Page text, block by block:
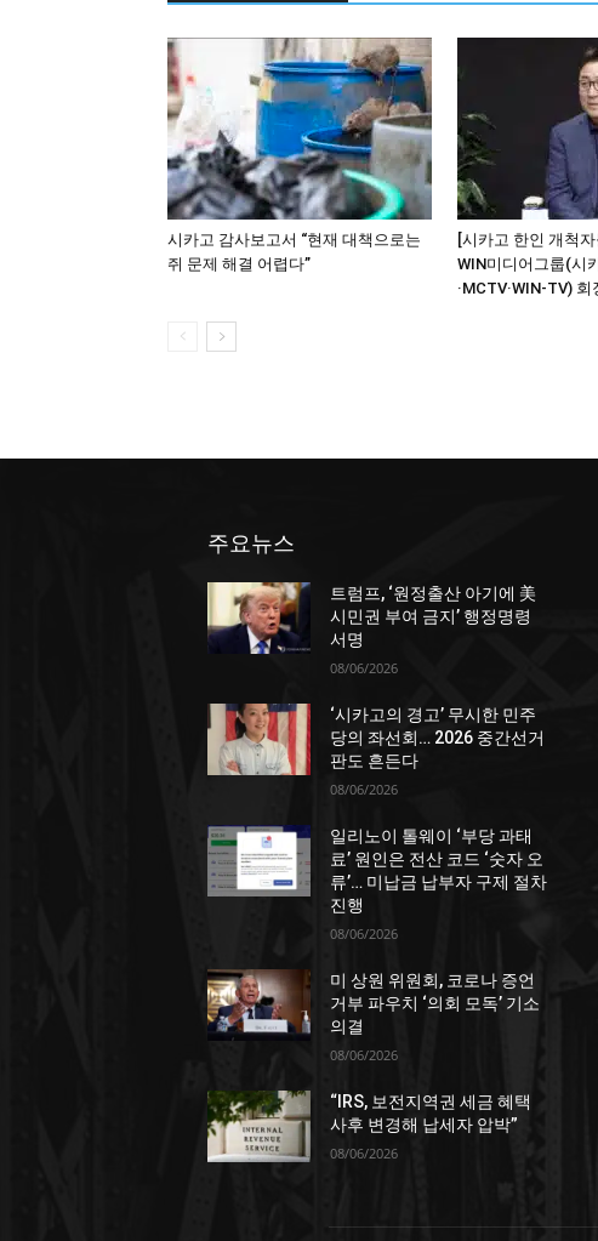
시카고 감사보고서 “현재 대책으로는
쥐 문제 해결 어렵다”
[시카고 한인 개척
WIN미디어그룹(시
·MCTV·WIN-TV) 회
주요뉴스
트럼프, ‘원정출산 아기에 美
시민권 부여 금지’ 행정명령
서명
08/06/2026
‘시카고의 경고’ 무시한 민주
당의 좌선회… 2026 중간선거
판도 흔든다
08/06/2026
일리노이 톨웨이 ‘부당 과태
료’ 원인은 전산 코드 ‘숫자 오
류’… 미납금 납부자 구제 절차
진행
08/06/2026
미 상원 위원회, 코로나 증언
거부 파우치 ‘의회 모독’ 기소
의결
08/06/2026
“IRS, 보전지역권 세금 혜택
사후 변경해 납세자 압박”
08/06/2026